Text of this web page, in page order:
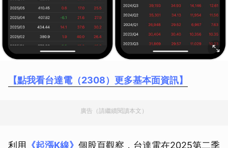
【點我看台達電（2308）更多基本面資訊】
廣告（請繼續閱讀本文）
利用 《起漲K線》 個股頁觀察，台達電在2025第二季